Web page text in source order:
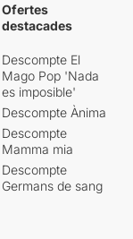
Ofertes
destacades
Descompte El
Mago Pop 'Nada
es imposible'
Descompte Ànima
Descompte
Mamma mia
Descompte
Germans de sang